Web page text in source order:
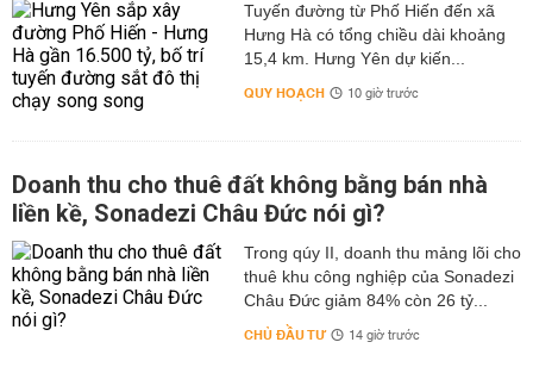
Tuyến đường từ Phố Hiến đến xã
Hưng Hà có tổng chiều dài khoảng
15,4 km. Hưng Yên dự kiến...
QUY HOẠCH 10 giờ trước
Doanh thu cho thuê đất không bằng bán nhà
liền kề, Sonadezi Châu Đức nói gì?
Trong qúy II, doanh thu mảng lõi cho
thuê khu công nghiệp của Sonadezi
Châu Đức giảm 84% còn 26 tỷ...
CHỦ ĐẦU TƯ 14 giờ trước